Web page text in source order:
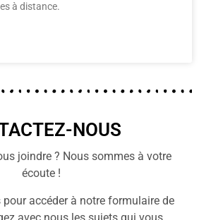
à distance.
NOUS
joindre ? Nous sommes à votre
écoute !
pour accéder à notre formulaire de